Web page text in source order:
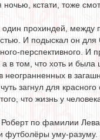
кстати, тоже
один прохиндей,
И подыскал он
перспективного. И
в том, что хоть и
неогранненных в
загнул для
что жизнь у
Роберт по фамилии
футболёры уму-разуму.